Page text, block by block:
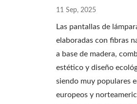
11 Sep, 2025
Las pantallas de
elaboradas con fibras
a base de madera,
estético y diseño
siendo muy populares
europeos y